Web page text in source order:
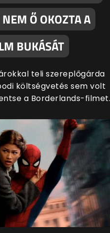
Ő OKOZTA A
BUKÁSÁT
teli szereplőgárda
költségvetés sem volt
a Borderlands-filmet.